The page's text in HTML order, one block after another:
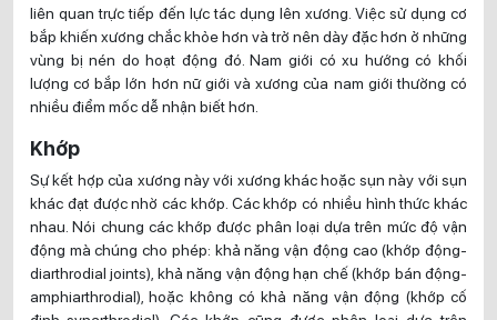
liên quan trực tiếp đến lực tác dụng lên xương. Việc sử dụng cơ
bắp khiến xương chắc khỏe hơn và trở nên dày đặc hơn ở những
vùng bị nén do hoạt động đó. Nam giới có xu hướng có khối
lượng cơ bắp lớn hơn nữ giới và xương của nam giới thường có
nhiều điểm mốc dễ nhận biết hơn.
Khớp
Sự kết hợp của xương này với xương khác hoặc sụn này với sụn
khác đạt được nhờ các khớp. Các khớp có nhiều hình thức khác
nhau. Nói chung các khớp được phân loại dựa trên mức độ vận
động mà chúng cho phép: khả năng vận động cao (khớp động-
diarthrodial joints), khả năng vận động hạn chế (khớp bán động-
amphiarthrodial), hoặc không có khả năng vận động (khớp cố